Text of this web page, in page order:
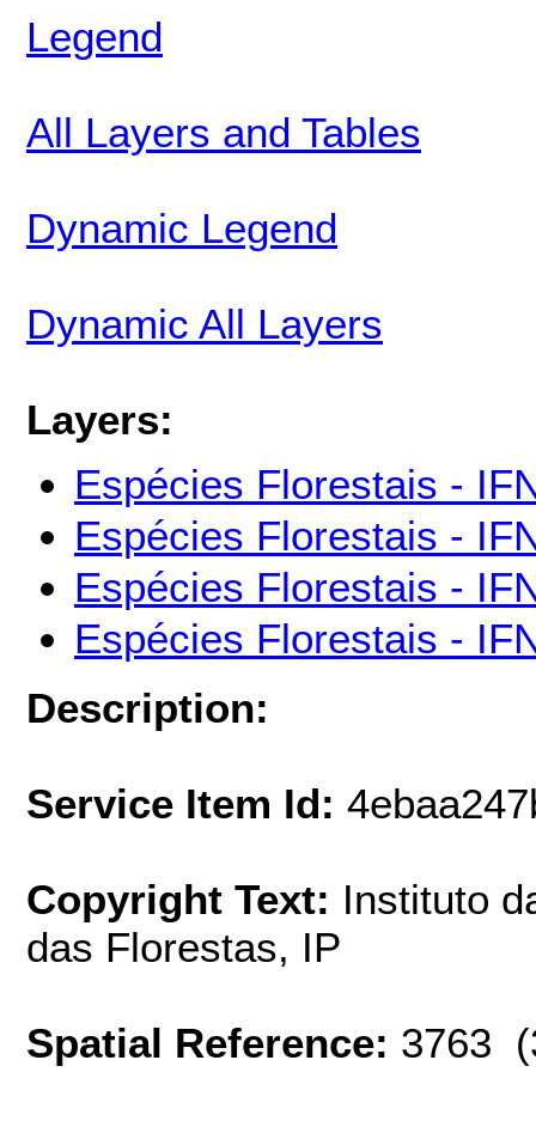
Legend
All Layers and Tables
Dynamic Legend
Dynamic All Layers
Layers:
Espécies Florestais -
Espécies Florestais -
Espécies Florestais -
Espécies Florestais -
Description:
Service Item Id:
Copyright Text: Instituto
das Florestas, IP
Spatial Reference: 3763